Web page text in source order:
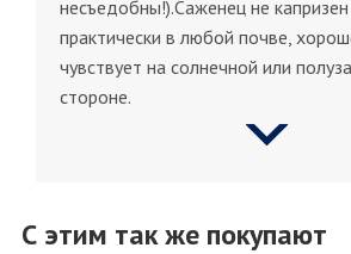
несъедобны!).Саженец не капризен
практически в любой почве,
чувствует на солнечной или
стороне.
С этим так же покупают